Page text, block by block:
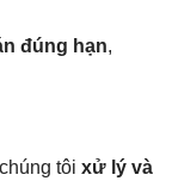
đúng hạn,
tôi xử lý và